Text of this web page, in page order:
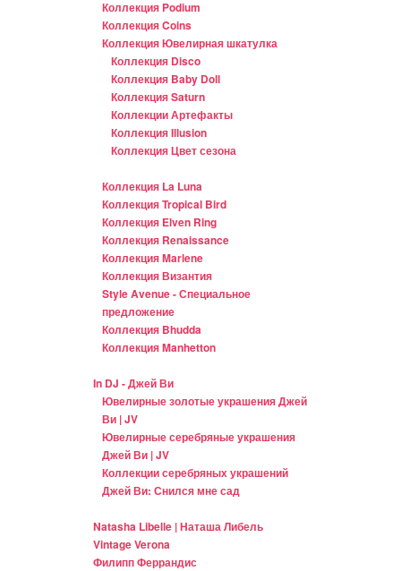
Коллекция Podium
Коллекция Coins
Коллекция Ювелирная шкатулка
Коллекция Disco
Коллекция Baby Doll
Коллекция Saturn
Коллекции Артефакты
Коллекция Illusion
Коллекция Цвет сезона
Коллекция La Luna
Коллекция Tropical Bird
Коллекция Elven Ring
Коллекция Renaissance
Коллекция Marlene
Коллекция Византия
Style Avenue - Специальное
предложение
Коллекция Bhudda
Коллекция Manhetton
In DJ - Джей Ви
Ювелирные золотые украшения Джей
Ви | JV
Ювелирные серебряные украшения
Джей Ви | JV
Коллекции серебряных украшений
Джей Ви: Снился мне сад
Natasha Libelle | Наташа Либель
Vintage Verona
Филипп Феррандис